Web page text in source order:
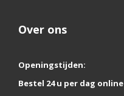
Over ons
Openingstijden:
Bestel 24 u per dag online